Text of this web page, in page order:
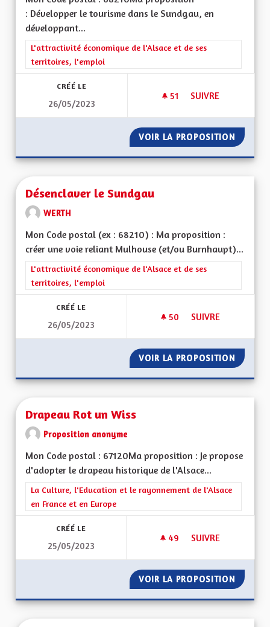
: Développer le tourisme dans le Sundgau, en
développant...
Filtrer les résultats de la catégorie : L'attractivité
L'attractivité économique de l'Alsace et de ses
territoires, l'emploi
CRÉÉ LE
26/05/2023
51 51 ABONNÉS
SUIVRE
VOIR LA PROPOSITION
Désenclaver le Sundgau
WERTH
Mon Code postal (ex : 68210) : Ma proposition :
créer une voie reliant Mulhouse (et/ou Burnhaupt)...
Filtrer les résultats de la catégorie : L'attractivité
L'attractivité économique de l'Alsace et de ses
territoires, l'emploi
CRÉÉ LE
26/05/2023
50 50 ABONNÉS
SUIVRE
VOIR LA PROPOSITION
Drapeau Rot un Wiss
Proposition anonyme
Mon Code postal : 67120Ma proposition : Je propose
d'adopter le drapeau historique de l'Alsace...
Filtrer les résultats de la catégorie : La Culture, l'Education et
La Culture, l'Education et le rayonnement de l'Alsace
en France et en Europe
CRÉÉ LE
25/05/2023
49 49 ABONNÉS
SUIVRE
VOIR LA PROPOSITION